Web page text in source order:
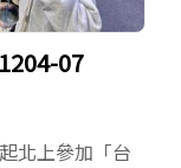
07
北上參加「台